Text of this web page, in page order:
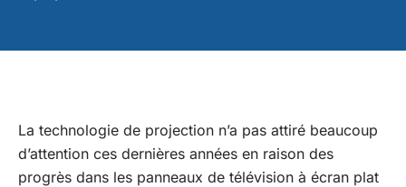
La technologie de projection n’a pas attiré beaucoup
d’attention ces dernières années en raison des
progrès dans les panneaux de télévision à écran plat